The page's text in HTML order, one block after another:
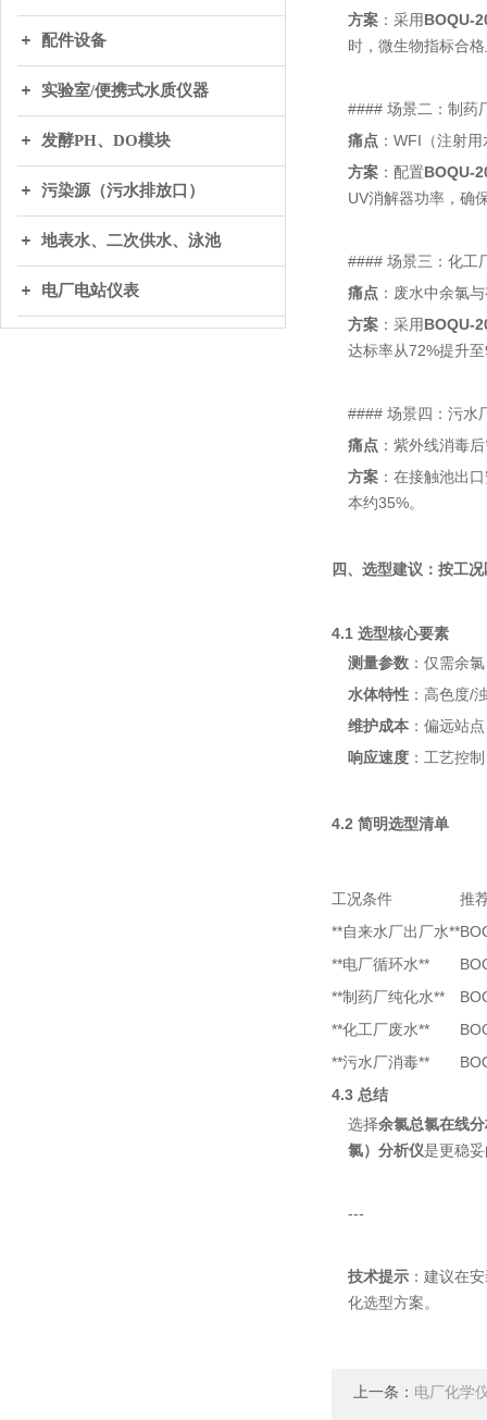
配件设备
实验室/便携式水质仪器
发酵PH、DO模块
污染源（污水排放口）
地表水、二次供水、泳池
电厂电站仪表
方案 ：采用BOQU-
时，微生物指标合
#### 场景二：制药
痛点 ：WFI（注射
方案 ：配置BOQU-
UV消解器功率，确
#### 场景三：化工
痛点 ：废水中余氯
方案 ：采用BOQU-
达标率从72%提升
#### 场景四：污水
痛点 ：紫外线消毒
方案 ：在接触池出
本约35%。
四、选型建议：按工
4.1 选型核心要素
测量参数 ：仅需余
水体特性 ：高色度/
维护成本 ：偏远站
响应速度 ：工艺控
4.2 简明选型清单
工况条件
推
**自来水厂出厂水**
**电厂循环水**
**制药厂纯化水**
**化工厂废水**
**污水厂消毒**
4.3 总结
选择余氯总氯在线
氯）分析仪是更稳
---
技术提示 ：建议在
化选型方案。
上一条： 电厂化学